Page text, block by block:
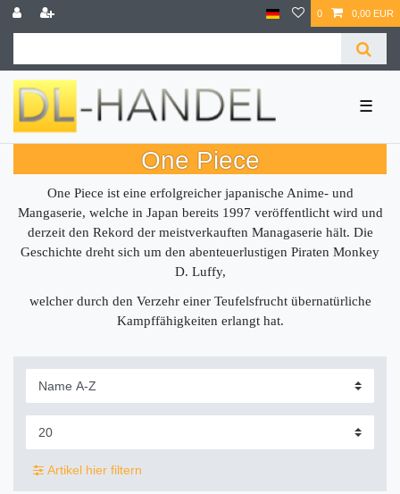
0 0,00 EUR
☰
One Piece
One Piece ist eine erfolgreicher japanische Anime- und
Mangaserie, welche in Japan bereits 1997 veröffentlicht wird und
derzeit den Rekord der meistverkauften Managaserie hält. Die
Geschichte dreht sich um den abenteuerlustigen Piraten Monkey
D. Luffy,
welcher durch den Verzehr einer Teufelsfrucht übernatürliche
Kampffähigkeiten erlangt hat.
Artikel hier filtern